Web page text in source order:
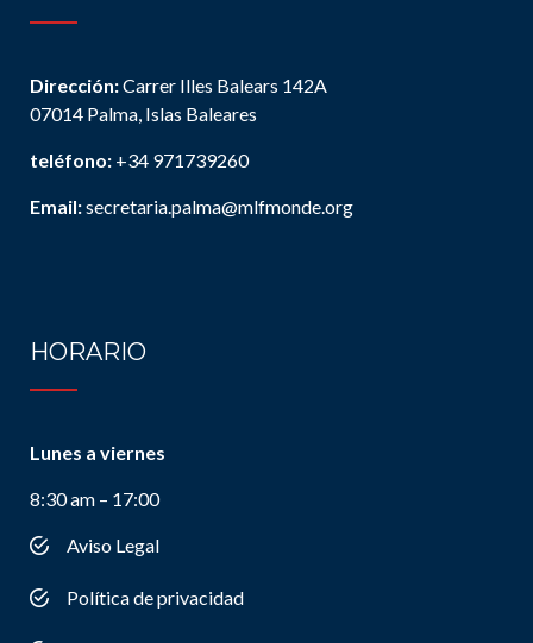
Dirección:Carrer Illes Balears 142A
07014 Palma, Islas Baleares
teléfono: +34 971739260
Email:secretaria.palma@mlfmonde.org
HORARIO
Lunes a viernes
8:30 am – 17:00
Aviso Legal
Política de privacidad